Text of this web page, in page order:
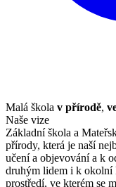
Malá škola v přírodě,
Naše vize
Základní škola a
přírody, která je naší
učení a objevování a k
druhým lidem i k okolní
prostředí, ve kterém se